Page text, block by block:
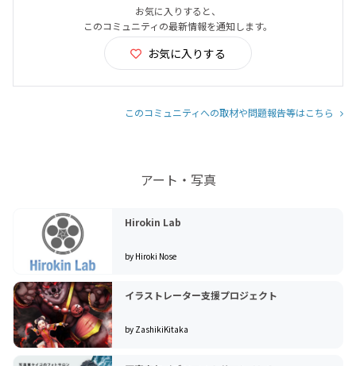
お気に入りすると、
このコミュニティの最新情報を通知します。
お気に入りする
このコミュニティへの取材や問題報告等はこちら
アート・写真
Hirokin Lab
by Hiroki Nose
イラストレーター支援プロジェクト
by ZashikiKitaka